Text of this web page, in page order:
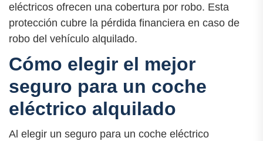
eléctricos ofrecen una cobertura por robo. Esta
protección cubre la pérdida financiera en caso de
robo del vehículo alquilado.
Cómo elegir el mejor
seguro para un coche
eléctrico alquilado
Al elegir un seguro para un coche eléctrico